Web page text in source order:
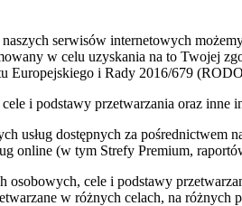
serwisów internetowych
w celu uzyskania na to Twojej
Europejskiego i Rady 2016/679
i podstawy przetwarzania oraz
usług dostępnych za pośrednictwem
online (w tym Strefy Premium,
osobowych, cele i podstawy
w różnych celach, na